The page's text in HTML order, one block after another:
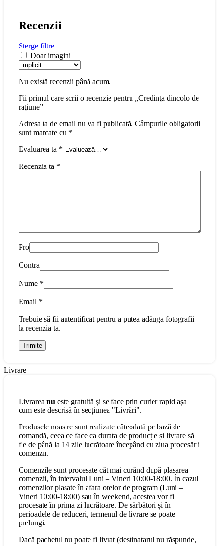
Recenzii
Sterge filtre
Doar imagini
Nu există recenzii până acum.
Fii primul care scrii o recenzie pentru „Credinţa dincolo de
raţiune”
Adresa ta de email nu va fi publicată. Câmpurile obligatorii
sunt marcate cu *
Evaluarea ta *
Recenzia ta *
Pro
Contra
Nume *
Email *
Trebuie să fii autentificat pentru a putea adăuga fotografii
la recenzia ta.
Livrare
Livrarea nu este gratuită și se face prin curier rapid așa
cum este descrisă în secțiunea "Livrări".
Produsele noastre sunt realizate câteodată pe bază de
comandă, ceea ce face ca durata de producție și livrare să
fie de până la 14 zile lucrătoare începând cu ziua procesării
comenzii.
Comenzile sunt procesate cât mai curând după plasarea
comenzii, în intervalul Luni – Vineri 10:00-18:00. În cazul
comenzilor plasate în afara orelor de program (Luni –
Vineri 10:00-18:00) sau în weekend, acestea vor fi
procesate în prima zi lucrătoare. De sărbători și în
perioadele de reduceri, termenul de livrare se poate
prelungi.
Dacă pachetul nu poate fi livrat (destinatarul nu răspunde,